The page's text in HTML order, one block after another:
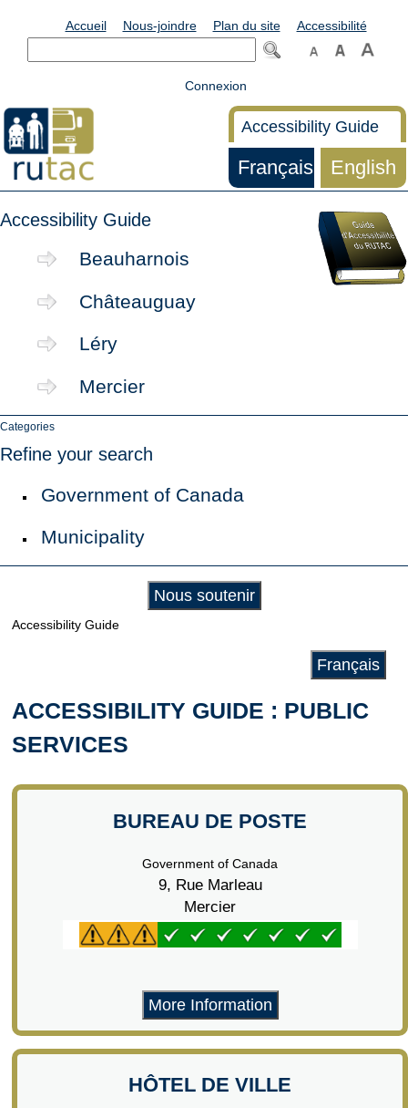
Accueil Nous-joindre Plan du site Accessibilité
Connexion
Accessibility Guide
Français English
Accessibility Guide
Beauharnois
Châteauguay
Léry
Mercier
Categories
Refine your search
Government of Canada
Municipality
Nous soutenir
Accessibility Guide
Français
ACCESSIBILITY GUIDE : PUBLIC
SERVICES
BUREAU DE POSTE
Government of Canada
9, Rue Marleau
Mercier
More Information
HÔTEL DE VILLE